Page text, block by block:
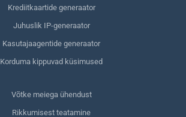
Krediitkaartide generaator
Juhuslik IP-generaator
Kasutajaagentide generaator
Korduma kippuvad küsimused
Võtke meiega ühendust
Rikkumisest teatamine